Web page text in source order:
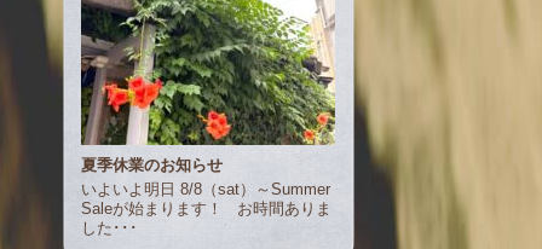
夏季休業のお知らせ
いよいよ明日 8/8（sat）～Summer
Saleが始まります！ お時間ありま
した･･･